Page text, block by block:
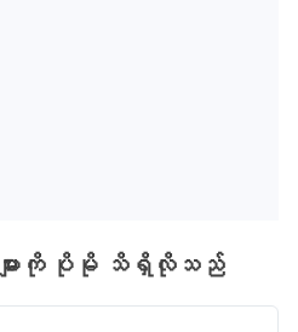
ဍများကို ပိုမို သိရှိလိုသည်